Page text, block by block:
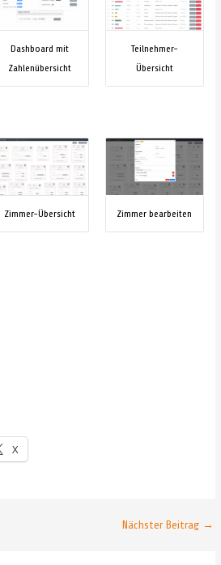
Dashboard mit
Zahlenübersicht
Teilnehmer-
Übersicht
Zimmer-Übersicht Zimmer bearbeiten
X
Nächster Beitrag →